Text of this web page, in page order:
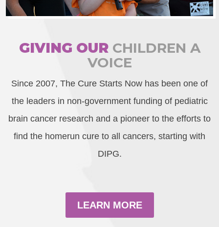
GIVING OURCHILDREN A
VOICE
Since 2007, The Cure Starts Now has been one of
the leaders in non-government funding of pediatric
brain cancer research and a pioneer to the efforts to
find the homerun cure to all cancers, starting with
DIPG.
LEARN MORE